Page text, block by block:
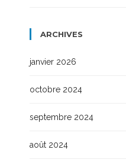
ARCHIVES
janvier 2026
octobre 2024
septembre 2024
août 2024